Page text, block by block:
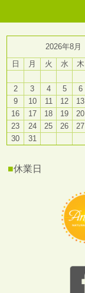
2026年8月
日
月 火 水 木
2
3 4 5 6
9
10 11 12 13
16
17 18 19 20
23
24 25 26 27
30
31
■休業日